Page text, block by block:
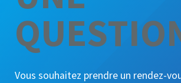
Vous souhaitez prendre un rendez-